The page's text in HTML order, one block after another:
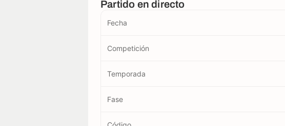
Partido en directo
Fecha
Competición
Temporada
Fase